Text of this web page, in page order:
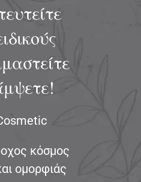
κόσμος
ομορφιάς